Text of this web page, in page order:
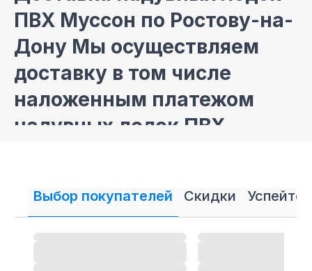
ПВХ Муссон по Ростову-на-
Дону Мы осуществляем
доставку в том числе
наложенным платежом
надувных лодок ПВХ
Продажа лодок ПВХ
Муссон в Ростове-на-Дону
в кредит и рассрочку
Выбор покупателей Скидки Успейте